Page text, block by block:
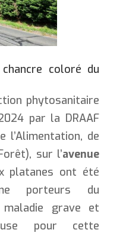
coloré du
phytosanitaire
par la DRAAF
l’Alimentation, de
sur l’avenue
platanes ont été
porteurs du
grave et
pour cette